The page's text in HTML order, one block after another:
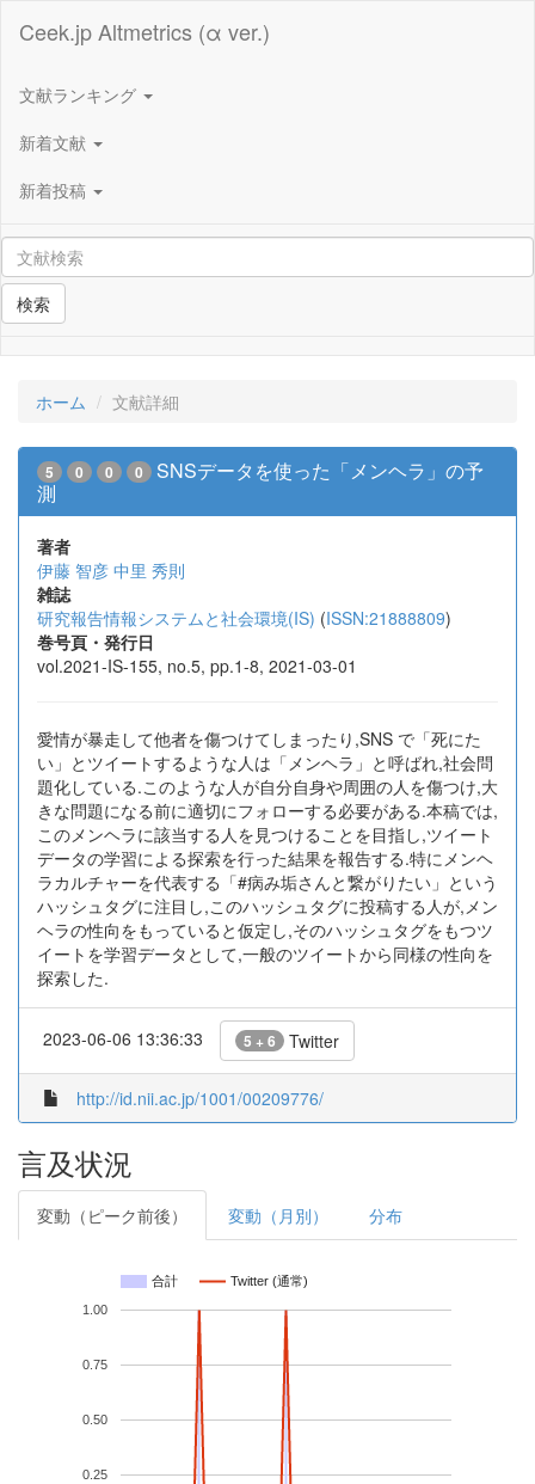
Ceek.jp Altmetrics (α ver.)
文献ランキング
新着文献
新着投稿
検索
ホーム 文献詳細
5 0 0 0
SNSデータを使った「メンヘラ」の予
測
著者
伊藤 智彦 中里 秀則
雑誌
研究報告情報システムと社会環境(IS) (ISSN:21888809)
巻号頁・発行日
vol.2021-IS-155, no.5, pp.1-8, 2021-03-01
愛情が暴走して他者を傷つけてしまったり,SNS で「死にた
い」とツイートするような人は「メンヘラ」と呼ばれ,社会問
題化している.このような人が自分自身や周囲の人を傷つけ,大
きな問題になる前に適切にフォローする必要がある.本稿では,
このメンヘラに該当する人を見つけることを目指し,ツイート
データの学習による探索を行った結果を報告する.特にメンヘ
ラカルチャーを代表する「#病み垢さんと繋がりたい」という
ハッシュタグに注目し,このハッシュタグに投稿する人が,メン
ヘラの性向をもっていると仮定し,そのハッシュタグをもつツ
イートを学習データとして,一般のツイートから同様の性向を
探索した.
2023-06-06 13:36:33 5 + 6 Twitter
http://id.nii.ac.jp/1001/00209776/
言及状況
変動（ピーク前後） 変動（月別） 分布
合計 Twitter (通常)
0.25
0.50
0.75
1.00